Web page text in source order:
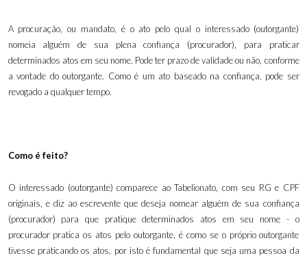
A procuração, ou mandato, é o ato pelo qual o interessado (outorgante)
nomeia alguém de sua plena confiança (procurador), para praticar
determinados atos em seu nome. Pode ter prazo de validade ou não, conforme
a vontade do outorgante. Como é um ato baseado na confiança, pode ser
revogado a qualquer tempo.
Como é feito?
O interessado (outorgante) comparece ao Tabelionato, com seu RG e CPF
originais, e diz ao escrevente que deseja nomear alguém de sua confiança
(procurador) para que pratique determinados atos em seu nome - o
procurador pratica os atos pelo outorgante, é como se o próprio outorgante
tivesse praticando os atos, por isto é fundamental que seja uma pessoa da